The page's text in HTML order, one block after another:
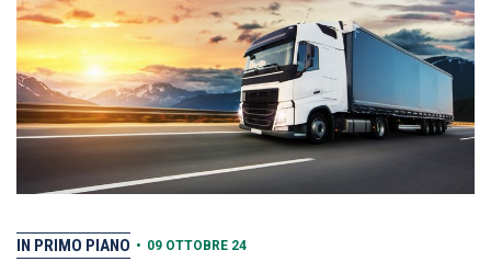
IN PRIMO PIANO • 09 OTTOBRE 24